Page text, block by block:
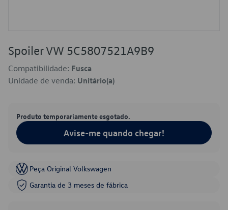
Spoiler VW 5C5807521A9B9
Compatibilidade: Fusca
Unidade de venda: Unitário(a)
Produto temporariamente esgotado.
Avise-me quando chegar!
Peça Original Volkswagen
Garantia de 3 meses de fábrica